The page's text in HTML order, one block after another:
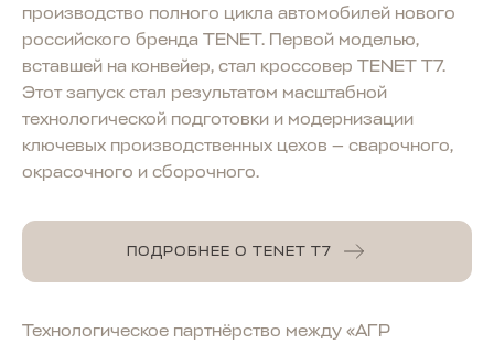
производство полного цикла автомобилей нового
российского бренда TENET. Первой моделью,
вставшей на конвейер, стал кроссовер TENET T7.
Этот запуск стал результатом масштабной
технологической подготовки и модернизации
ключевых производственных цехов — сварочного,
окрасочного и сборочного.
ПОДРОБНЕЕ О TENET T7
Технологическое партнёрство между «АГР